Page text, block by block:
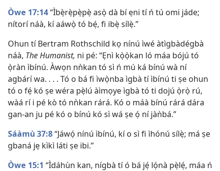
Òwe 17:14“Ìbẹ̀rẹ̀pẹ̀pẹ̀ asọ̀ dà bí ẹni tí ń tú omi jáde;
nítorí náà, kí aáwọ̀ tó bẹ́, fi ibẹ̀ sílẹ̀.”
Ohun tí Bertram Rothschild kọ nínú ìwé àtìgbàdégbà
náà, The Humanist, ni pé: “Ẹnì kọ̀ọ̀kan ló máa bójú tó
ọ̀ràn ìbínú. Àwọn nǹkan tó sì ń mú ká bínú wà ní
agbárí wa. . . . Tó o bá fi ìwọ̀nba ìgbà tí ìbínú ti ṣe ohun
tó o fẹ́ kó ṣe wéra pẹ̀lú àìmọye ìgbà tó ti dojú ọ̀rọ̀ rú,
wàá rí i pé kò tó nǹkan rárá. Kó o máà bínú rárá dára
gan-an ju pé kó o bínú kó sì wá ṣe ọ́ ní jàǹbá.”
Sáàmù 37:8“Jáwọ́ nínú ìbínú, kí o sì fi ìhónú sílẹ̀; má ṣe
gbaná jẹ kìkì láti ṣe ibi.”
Òwe 15:1 “Ìdáhùn kan, nígbà tí ó bá jẹ́ lọ́nà pẹ̀lẹ́, máa ń